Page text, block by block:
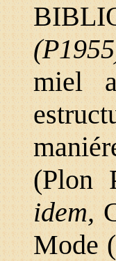
miel
(Plon
idem,
Mode